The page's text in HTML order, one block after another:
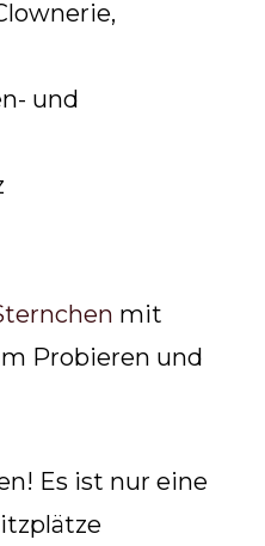
und
mit
Probieren und
Es ist nur eine